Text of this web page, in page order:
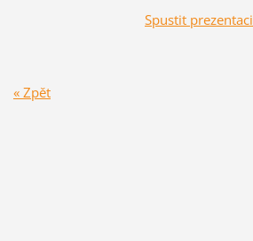
Spustit prezentaci
« Zpět